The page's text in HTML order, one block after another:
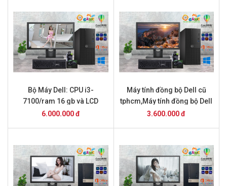
Bộ Máy Dell: CPU i3-
7100/ram 16 gb và LCD
22inch
6.000.000 đ
Máy tính đồng bộ Dell cũ
tphcm,Máy tính đồng bộ Dell
Core i7,máy tính đồng bộ
3.600.000 đ